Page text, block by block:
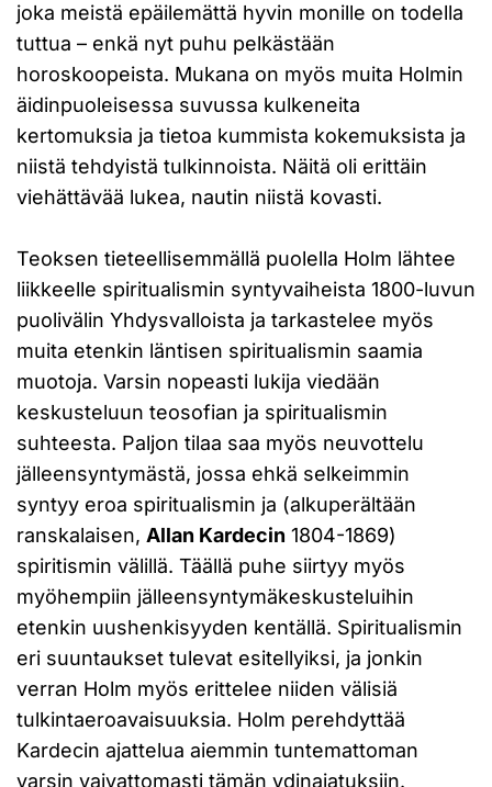
joka meistä epäilemättä hyvin monille on todella
tuttua – enkä nyt puhu pelkästään
horoskoopeista. Mukana on myös muita Holmin
äidinpuoleisessa suvussa kulkeneita
kertomuksia ja tietoa kummista kokemuksista ja
niistä tehdyistä tulkinnoista. Näitä oli erittäin
viehättävää lukea, nautin niistä kovasti.
Teoksen tieteellisemmällä puolella Holm lähtee
liikkeelle spiritualismin syntyvaiheista 1800-luvun
puolivälin Yhdysvalloista ja tarkastelee myös
muita etenkin läntisen spiritualismin saamia
muotoja. Varsin nopeasti lukija viedään
keskusteluun teosofian ja spiritualismin
suhteesta. Paljon tilaa saa myös neuvottelu
jälleensyntymästä, jossa ehkä selkeimmin
syntyy eroa spiritualismin ja (alkuperältään
ranskalaisen, Allan Kardecin 1804-1869)
spiritismin välillä. Täällä puhe siirtyy myös
myöhempiin jälleensyntymäkeskusteluihin
etenkin uushenkisyyden kentällä. Spiritualismin
eri suuntaukset tulevat esitellyiksi, ja jonkin
verran Holm myös erittelee niiden välisiä
tulkintaeroavaisuuksia. Holm perehdyttää
Kardecin ajattelua aiemmin tuntemattoman
varsin vaivattomasti tämän ydinajatuksiin.